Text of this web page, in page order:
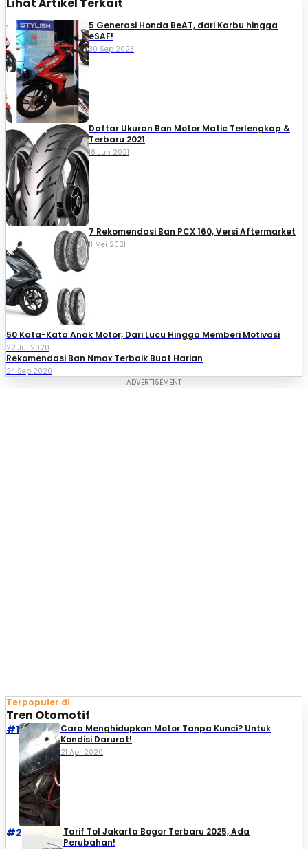
5 Generasi Honda BeAT, dari Karbu hingga
eSAF!
30 Sep 2023
Daftar Ukuran Ban Motor Matic Terlengkap &
Terbaru 2021
18 Jun 2021
7 Rekomendasi Ban PCX 160, Versi Aftermarket
11 Mei 2021
50 Kata-Kata Anak Motor, Dari Lucu Hingga Memberi Motivasi
22 Jul 2020
Rekomendasi Ban Nmax Terbaik Buat Harian
24 Sep 2020
Terpopuler di
Tren Otomotif
#1
Cara Menghidupkan Motor Tanpa Kunci? Untuk
Kondisi Darurat!
21 Apr 2020
#2
Tarif Tol Jakarta Bogor Terbaru 2025, Ada
Perubahan!